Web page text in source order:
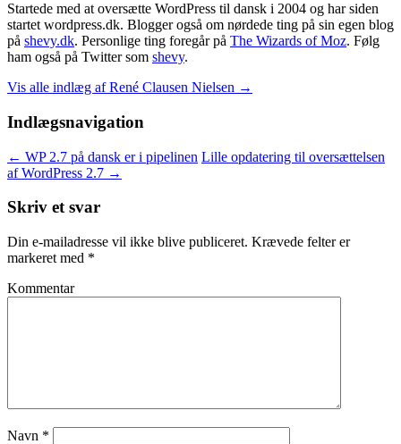
Startede med at oversætte WordPress til dansk i 2004 og har siden
startet wordpress.dk. Blogger også om nørdede ting på sin egen blog
på shevy.dk. Personlige ting foregår på The Wizards of Moz. Følg
ham også på Twitter som shevy.
Vis alle indlæg af René Clausen Nielsen →
Indlægsnavigation
← WP 2.7 på dansk er i pipelinen Lille opdatering til oversættelsen
af WordPress 2.7 →
Skriv et svar
Din e-mailadresse vil ikke blive publiceret. Krævede felter er
markeret med *
Kommentar
Navn *